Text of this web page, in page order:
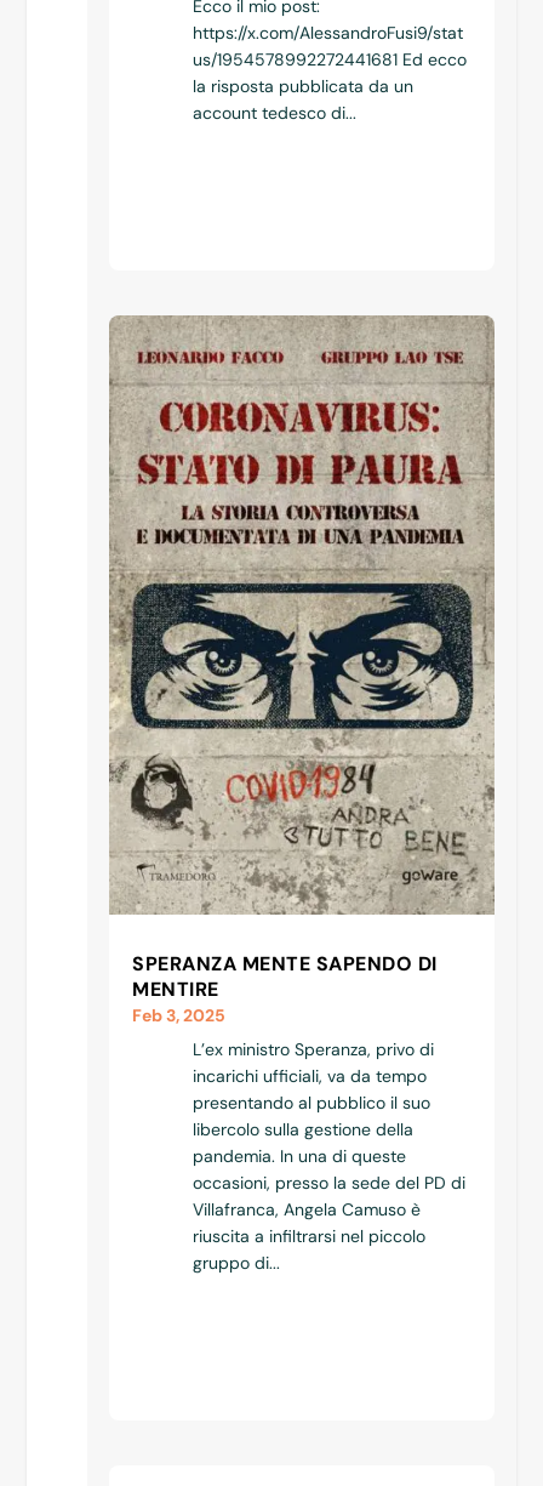
Ecco il mio post:
https://x.com/AlessandroFusi9/stat
us/1954578992272441681 Ed ecco
la risposta pubblicata da un
account tedesco di...
SPERANZA MENTE SAPENDO DI
MENTIRE
Feb 3, 2025
L’ex ministro Speranza, privo di
incarichi ufficiali, va da tempo
presentando al pubblico il suo
libercolo sulla gestione della
pandemia. In una di queste
occasioni, presso la sede del PD di
Villafranca, Angela Camuso è
riuscita a infiltrarsi nel piccolo
gruppo di...